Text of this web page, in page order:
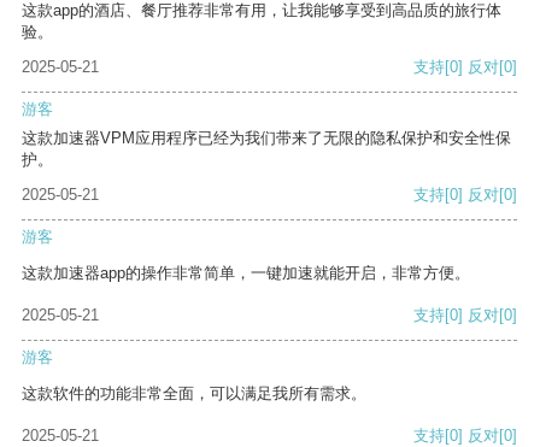
这款app的酒店、餐厅推荐非常有用，让我能够享受到高品质的旅行体
验。
2025-05-21
支持[0] 反对[0]
游客
这款加速器VPM应用程序已经为我们带来了无限的隐私保护和安全性保
护。
2025-05-21
支持[0] 反对[0]
游客
这款加速器app的操作非常简单，一键加速就能开启，非常方便。
2025-05-21 支持[0] 反对[0]
游客
这款软件的功能非常全面，可以满足我所有需求。
2025-05-21 支持[0] 反对[0]